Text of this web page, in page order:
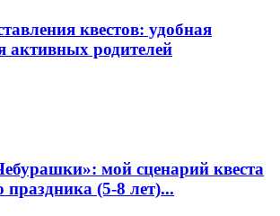
квестов: удобная
активных родителей
мой сценарий квеста
(5-8 лет)...